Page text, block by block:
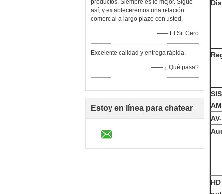
productos. Siempre es lo mejor. Sigue
así, y estableceremos una relación
comercial a largo plazo con usted.
—— El Sr. Cero
Excelente calidad y entrega rápida.
—— ¿ Qué pasa?
Estoy en línea para chatear